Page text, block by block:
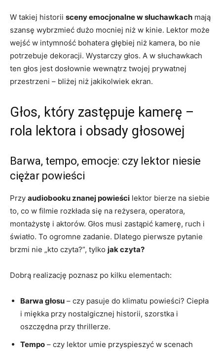
W takiej historii sceny emocjonalne w słuchawkach mają
szansę wybrzmieć dużo mocniej niż w kinie. Lektor może
wejść w intymność bohatera głębiej niż kamera, bo nie
potrzebuje dekoracji. Wystarczy głos. A w słuchawkach
ten głos jest dosłownie wewnątrz twojej prywatnej
przestrzeni – bliżej niż jakikolwiek ekran.
Głos, który zastępuje kamerę –
rola lektora i obsady głosowej
Barwa, tempo, emocje: czy lektor niesie
ciężar powieści
Przy audiobooku znanej powieści lektor bierze na siebie
to, co w filmie rozkłada się na reżysera, operatora,
montażystę i aktorów. Głos musi zastąpić kamerę, ruch i
światło. To ogromne zadanie. Dlatego pierwsze pytanie
brzmi nie „kto czyta?”, tylko jak czyta?
Dobrą realizację poznasz po kilku elementach:
Barwa głosu – czy pasuje do klimatu powieści? Ciepła
i miękka przy nostalgicznej historii, szorstka i
oszczędna przy thrillerze.
Tempo – czy lektor umie przyspieszyć w scenach